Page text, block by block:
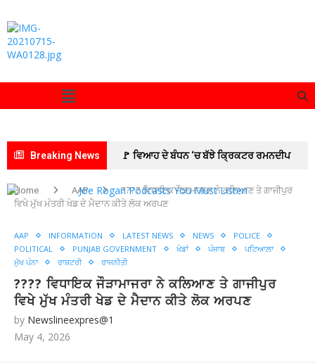
Breaking News 🚩 ਵਿਆਹ ਦੇ ਬੰਧਨ ‘ਚ ਬੱਝੇ ਕ੍ਰਿਕਟਰ ਰਮਨਦੀਪ
ਸਿੰਘ ਅਤੇ ਅਦਾਕਾਰਾ ਚਾਰਲੀ ਚੌਹਾਨ 🚩 ਆਰਮੀ
ਦਫ਼ਤਰ ਜਲੰਧਰ ਦੀ ਅਗਵਾਈ ਹੇਠ 10 ਰੋਜ਼ਾ ਅਗਨੀਵੀਰ
ਭਰਤੀ ਰੈਲੀ ਸਫ਼ਲਤਾਪੂਰਵਕ ਸੰਪੰਨ
प्रतापगढ़ी का जन्मदिन सेवा कार्यों के साथ मनाया
ਅੰਤਰ-ਸਕੂਲ ਭਾਸ਼ਣ ਮੁਕਾਬਲੇ ‘ਚ ਵੀਰ ਹਕੀਕਤ ਰਾਏ
Home AAP
???? ਵਿਧਾਇਕ ਜੌੜਾਮਾਜਰਾ ਨੇ ਕਲਿਆਣ ਤੇ ਗਾਜੀਪੁਰ
ਵਿਖੇ ਮੁੱਖ ਮੰਤਰੀ ਖੇਡ ਦੇ ਮੈਦਾਨ ਕੀਤੇ ਲੋਕ ਅਰਪਣ
AAP INFORMATION LATEST NEWS NEWS
POLICE
POLITICAL
PUNJAB GOVERNMENT ਖੇਡਾਂ ਪੰਜਾਬ
ਪਟਿਆਲ਼ਾ
ਮੁੱਖ ਪੰਨਾ
ਰਾਸ਼ਟਰੀ ਰਾਜਨੀਤੀ
???? ਵਿਧਾਇਕ ਜੌੜਾਮਾਜਰਾ ਨੇ ਕਲਿਆਣ ਤੇ ਗਾਜੀਪੁਰ
ਵਿਖੇ ਮੁੱਖ ਮੰਤਰੀ ਖੇਡ ਦੇ ਮੈਦਾਨ ਕੀਤੇ ਲੋਕ ਅਰਪਣ
by Newslineexpres@1
May 4, 2026